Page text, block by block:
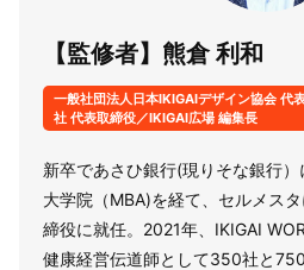
【監修者】熊倉 利和
一般社団法人日本IKIGAIデザイン協会 代
社 代表取締役／IKIGAI広場 編集長
新卒であさひ銀行(現りそな銀行
大学院（MBA)を経て、セルメス
締役に就任。2021年、IKIGAI
健康経営伝道師として350社と